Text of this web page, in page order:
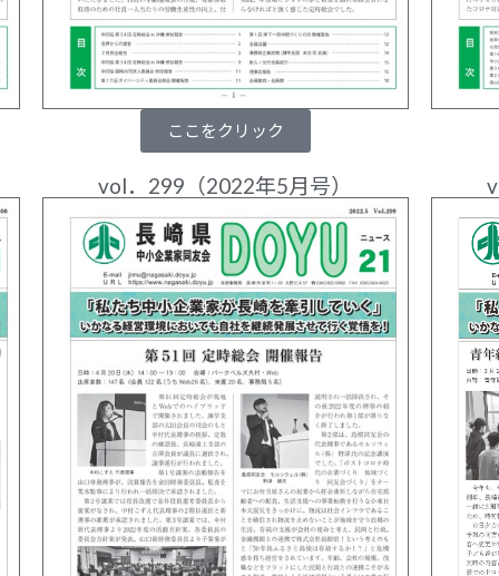
ここをクリック
vol．299（2022年5月号）